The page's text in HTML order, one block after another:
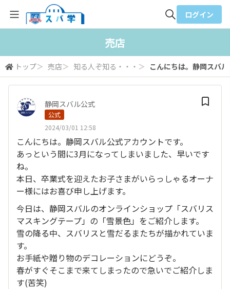
検索
ログイン
売店
トップ＞ 売店＞ 知る人ぞ知る・・・ ＞ こんにちは。静岡スバ
静岡スバル公式
公式
2024/03/01 12:58
こんにちは。静岡スバル公式アカウントです。
あっという間に3月になってしまいました、早いです
ね。
本日、卒業式を迎えたお子さまがいらっしゃるオーナ
ー様にはお喜び申し上げます。
今日は、静岡スバルのオンラインショップ「スバリス
マスキングテープ」の「雪景色」をご紹介します。
雪の降る中、スバリスと雪だるまたちが描かれていま
す。
お手紙や贈り物のデコレーションにどうぞ。
春がすぐそこまで来てしまったので急いでご紹介しま
す(苦笑)